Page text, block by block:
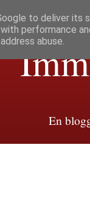
En
to deliver its
performance
abuse.